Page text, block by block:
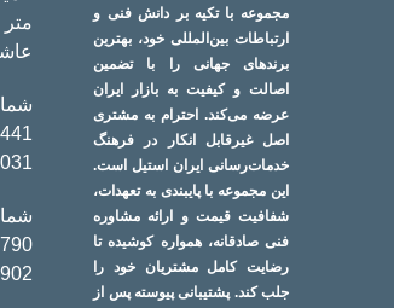
مجموعه با تکیه بر دانش فنی و
ارتباطات بین‌المللی خود، بهترین
برندهای جهانی را با تضمین
اصالت و کیفیت به بازار ایران
عرضه می‌کند. احترام به مشتری
اصل غیرقابل انکار در فرهنگ
خدمات‌رسانی ایران استیل است.
این مجموعه با پایبندی به تعهدات،
شفافیت قیمت و ارائه مشاوره
فنی صادقانه، همواره کوشیده تا
رضایت کامل مشتریان خود را
جلب کند. پشتیبانی پیوسته پس از
031